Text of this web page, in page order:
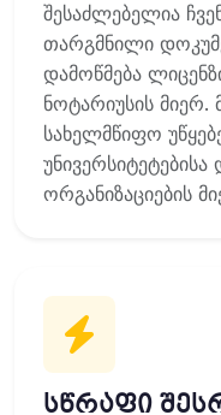
შესაძლებელია
თარგმნილი
დამოწმება
ნოტარიუსის მიერ.
სახელმწიფო
ორგანიზაციების
სწრაფი